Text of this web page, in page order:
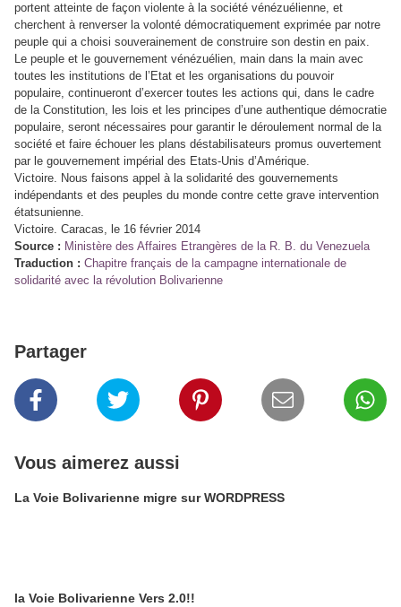
portent atteinte de façon violente à la société vénézuélienne, et
cherchent à renverser la volonté démocratiquement exprimée par notre
peuple qui a choisi souverainement de construire son destin en paix.
Le peuple et le gouvernement vénézuélien, main dans la main avec
toutes les institutions de l’Etat et les organisations du pouvoir
populaire, continueront d’exercer toutes les actions qui, dans le cadre
de la Constitution, les lois et les principes d’une authentique démocratie
populaire, seront nécessaires pour garantir le déroulement normal de la
société et faire échouer les plans déstabilisateurs promus ouvertement
par le gouvernement impérial des Etats-Unis d’Amérique.
Victoire. Nous faisons appel à la solidarité des gouvernements
indépendants et des peuples du monde contre cette grave intervention
étatsunienne.
Victoire. Caracas, le 16 février 2014
Source : Ministère des Affaires Etrangères de la R. B. du Venezuela
Traduction : Chapitre français de la campagne internationale de
solidarité avec la révolution Bolivarienne
Partager
Vous aimerez aussi
La Voie Bolivarienne migre sur WORDPRESS
la Voie Bolivarienne Vers 2.0!!